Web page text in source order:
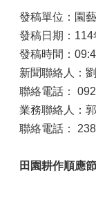
發稿單位：園
發稿日期：114
發稿時間：
新聞聯絡人：
聯絡電話：
業務聯絡人：
聯絡電話：
田園耕作順應